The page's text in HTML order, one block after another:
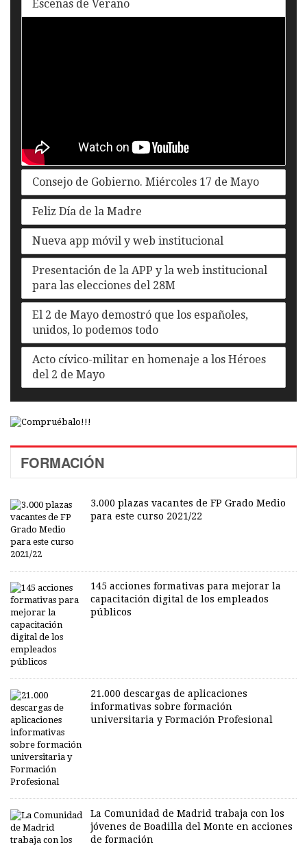
Escenas de Verano
Consejo de Gobierno. Miércoles 17 de Mayo
Feliz Día de la Madre
Nueva app móvil y web institucional
Presentación de la APP y la web institucional
para las elecciones del 28M
El 2 de Mayo demostró que los españoles,
unidos, lo podemos todo
Acto cívico-militar en homenaje a los Héroes
del 2 de Mayo
FORMACIÓN
3.000 plazas vacantes de FP Grado Medio
para este curso 2021/22
145 acciones formativas para mejorar la
capacitación digital de los empleados
públicos
21.000 descargas de aplicaciones
informativas sobre formación
universitaria y Formación Profesional
La Comunidad de Madrid trabaja con los
jóvenes de Boadilla del Monte en acciones
de formación